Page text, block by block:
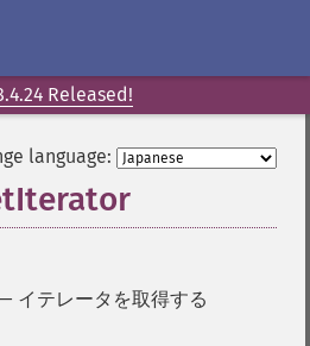
Released!
language:
イテレータを取得する